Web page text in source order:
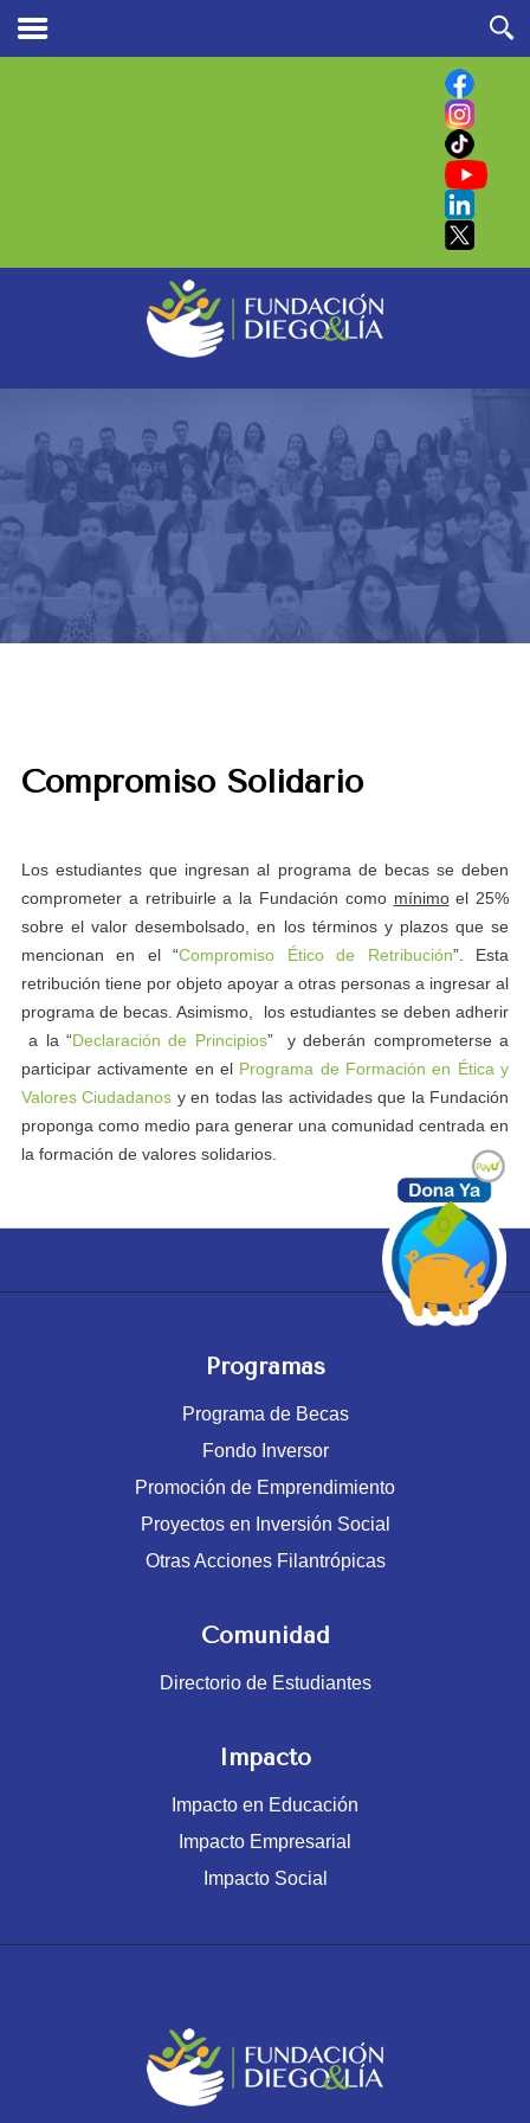
en nuestro sitio
Compromiso Solidario
Los estudiantes que ingresan al programa de becas se deben
comprometer a retribuirle a la Fundación como mínimoel 25%
sobre el valor desembolsado, en los términos y plazos que se
mencionan en el “Compromiso Ético de Retribución”. Esta
retribución tiene por objeto apoyar a otras personas a ingresar al
programa de becas. Asimismo, los estudiantes se deben adherir
a la “ Declaración de Principios” y deberán comprometerse a
participar activamente en el
Programa de Formación en Ética y
Valores Ciudadanos y en todas las actividades que la Fundación
proponga como medio para generar una comunidad centrada en
la formación de valores solidarios.
Programas
Programa de Becas
Fondo Inversor
Promoción de Emprendimiento
Proyectos en Inversión Social
Otras Acciones Filantrópicas
Comunidad
Directorio de Estudiantes
Impacto
Impacto en Educación
Impacto Empresarial
Impacto Social